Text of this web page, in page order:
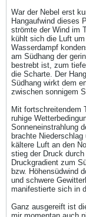
War der Nebel erst
Hangaufwind dieses
strömte der Wind im
kühlt sich die Luft
Wasserdampf
am Südhang der
bestrebt ist, zum
die Scharte. Der
Südhang wirkt dem
zwischen sonnigem
Mit fortschreitendem
ruhige
Sonneneinstrahlung
brachte
kältere Luft an den
stieg der Druck
Druckgradient zum
bzw. Höhensüdwind
und schwere
manifestierte sich in
Ganz ausgereift ist